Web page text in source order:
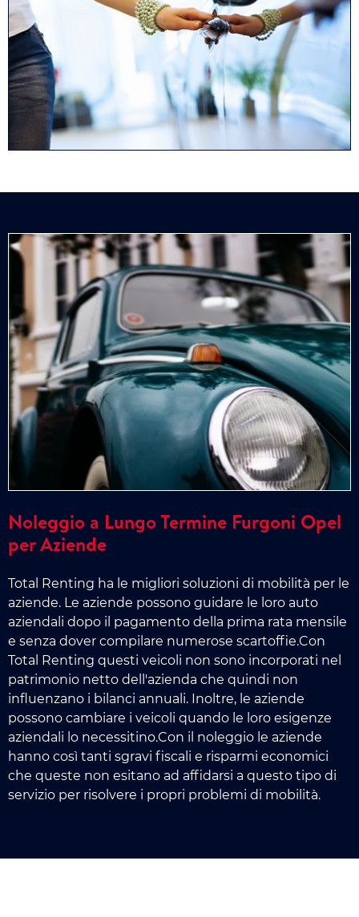
Noleggio a Lungo Termine Furgoni Opel
per Aziende
Total Renting ha le migliori soluzioni di mobilità per le
aziende. Le aziende possono guidare le loro auto
aziendali dopo il pagamento della prima rata mensile
e senza dover compilare numerose scartoffie.Con
Total Renting questi veicoli non sono incorporati nel
patrimonio netto dell'azienda che quindi non
influenzano i bilanci annuali. Inoltre, le aziende
possono cambiare i veicoli quando le loro esigenze
aziendali lo necessitino.Con il noleggio le aziende
hanno così tanti sgravi fiscali e risparmi economici
che queste non esitano ad affidarsi a questo tipo di
servizio per risolvere i propri problemi di mobilità.